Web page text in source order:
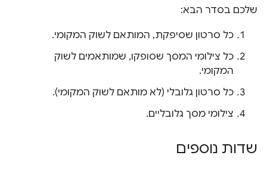
שלכם בסדר הבא:
כל סרטון שסיפקת, המותאם לשוק המקומי.
כל צילומי המסך שסופקו, שמותאמים לשוק
המקומי.
כל סרטון גלובלי (לא מותאם לשוק המקומי).
צילומי מסך גלובליים.
שדות נוספים